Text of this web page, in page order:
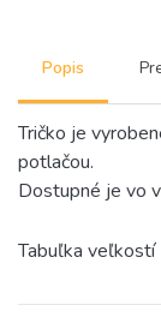
Popis
Tričko je
potlačou.
Dostupné je vo
Tabuľka veľkostí